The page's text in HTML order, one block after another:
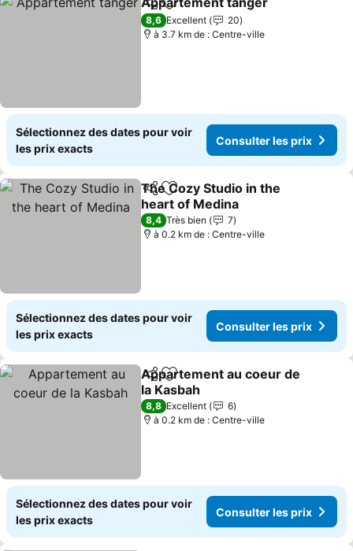
PartagerAjouter à mes favoris
8,6 Excellent
20
à 3.7 km de : Centre-ville
Sélectionnez des dates pour voir
les prix exacts
Consulter les prix
PartagerAjouter à mes favoris
The Cozy Studio in the
heart of Medina
Consulter les prix
8,4 Très bien
7
à 0.2 km de : Centre-ville
Sélectionnez des dates pour voir
les prix exacts
Consulter les prix
PartagerAjouter à mes favoris
Appartement au coeur de
la Kasbah
Consulter les prix
8,8 Excellent
6
à 0.2 km de : Centre-ville
Sélectionnez des dates pour voir
les prix exacts
Consulter les prix